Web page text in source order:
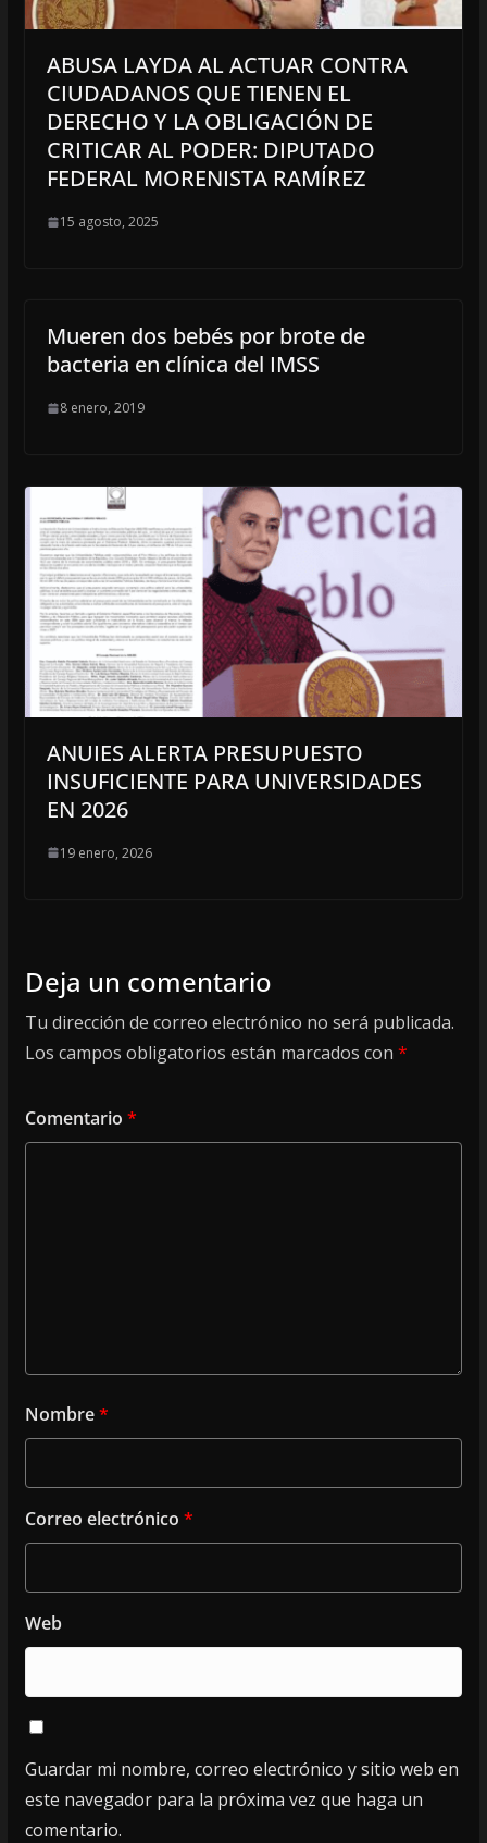
ABUSA LAYDA AL ACTUAR CONTRA
CIUDADANOS QUE TIENEN EL
DERECHO Y LA OBLIGACIÓN DE
CRITICAR AL PODER: DIPUTADO
FEDERAL MORENISTA RAMÍREZ
15 agosto, 2025
Mueren dos bebés por brote de
bacteria en clínica del IMSS
8 enero, 2019
ANUIES ALERTA PRESUPUESTO
INSUFICIENTE PARA UNIVERSIDADES
EN 2026
19 enero, 2026
Deja un comentario
Tu dirección de correo electrónico no será publicada.
Los campos obligatorios están marcados con *
Comentario *
Nombre*
Correo electrónico *
Web
Guardar mi nombre, correo electrónico y sitio web en
este navegador para la próxima vez que haga un
comentario.